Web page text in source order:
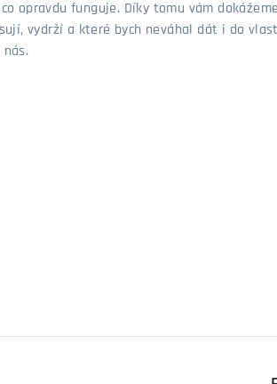
opravdu funguje. Díky tomu vám
vydrží a které bych neváhal dát i do